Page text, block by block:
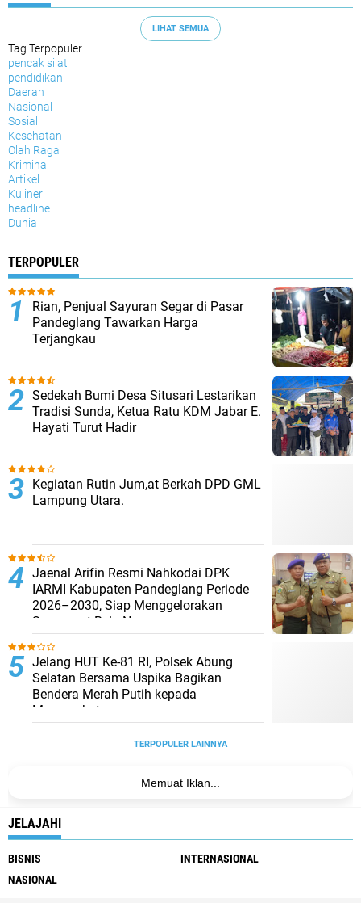
LIHAT SEMUA
Tag Terpopuler
pencak silat
pendidikan
Daerah
Nasional
Sosial
Kesehatan
Olah Raga
Kriminal
Artikel
Kuliner
headline
Dunia
TERPOPULER
Rian, Penjual Sayuran Segar di Pasar
Pandeglang Tawarkan Harga
Terjangkau
Sedekah Bumi Desa Situsari Lestarikan
Tradisi Sunda, Ketua Ratu KDM Jabar E.
Hayati Turut Hadir
Kegiatan Rutin Jum,at Berkah DPD GML
Lampung Utara.
Jaenal Arifin Resmi Nahkodai DPK
IARMI Kabupaten Pandeglang Periode
2026–2030, Siap Menggelorakan
Semangat Bela Negara
Jelang HUT Ke-81 RI, Polsek Abung
Selatan Bersama Uspika Bagikan
Bendera Merah Putih kepada
Masyarakat
TERPOPULER LAINNYA
Memuat Iklan...
JELAJAHI
BISNIS
INTERNASIONAL
NASIONAL